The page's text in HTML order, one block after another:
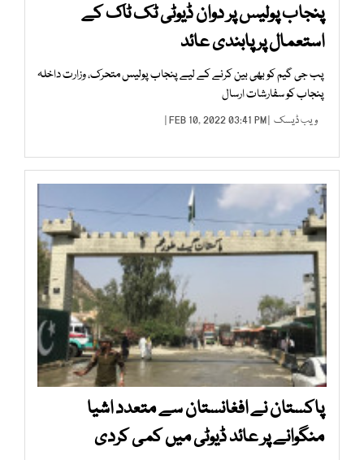
پنجاب پولیس پر دوان ڈیوٹی ٹک ٹاک کے
استعمال پر پابندی عائد
پب جی گیم کو بھی بین کرنے کے لیے پنجاب پولیس متحرک، وزارت داخلہ
پنجاب کو سفارشات ارسال
ویب ڈیسک | FEB 10, 2022 03:41 PM |
پاکستان نے افغانستان سے متعدد اشیا
منگوانے پر عائد ڈیوٹی میں کمی کردی